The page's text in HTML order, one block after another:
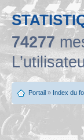
74277
Portail » Index du